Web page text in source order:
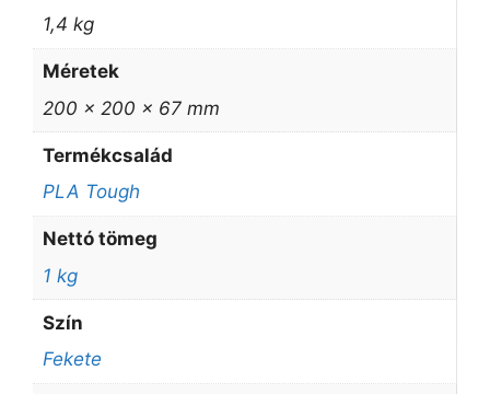
1,4 kg
Méretek
200 × 200 × 67 mm
Termékcsalád
PLA Tough
Nettó tömeg
1 kg
Szín
Fekete